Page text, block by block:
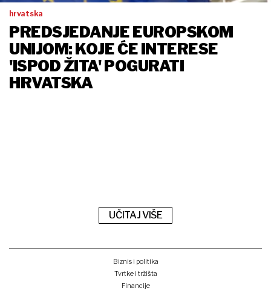
hrvatska
PREDSJEDANJE EUROPSKOM
UNIJOM: KOJE ĆE INTERESE
'ISPOD ŽITA' POGURATI
HRVATSKA
UČITAJ VIŠE
Biznis i politika
Tvrtke i tržišta
Financije